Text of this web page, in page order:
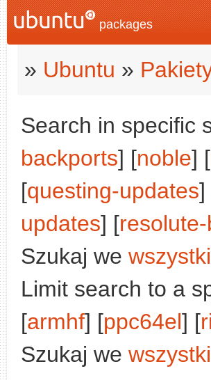
packages
» Ubuntu »
Search in specific
backports] [noble] [
[questing-updates]
updates] [
Szukaj we
Limit search to a
[armhf] [ppc64el] [
Szukaj we